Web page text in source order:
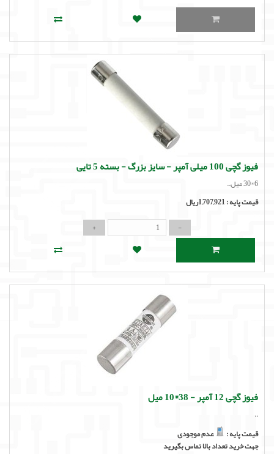
فیوز گچی 100 میلی آمپر - سایز بزرگ - بسته 5 تایی
6*30 میل..
قیمت پایه :1,707,921ریال
فیوز گچی 12 آمپر - 38*10 میل
..
قیمت پایه :
عدم موجودی
جهت خرید تعداد بالا تماس بگیرید